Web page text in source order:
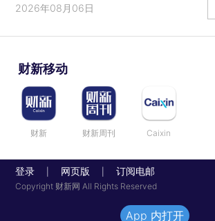
2026年08月06日
财新移动
财新 财新周刊 Caixin
登录 网页版 订阅电邮
Copyright 财新网 All Rights Reserved
App 内打开